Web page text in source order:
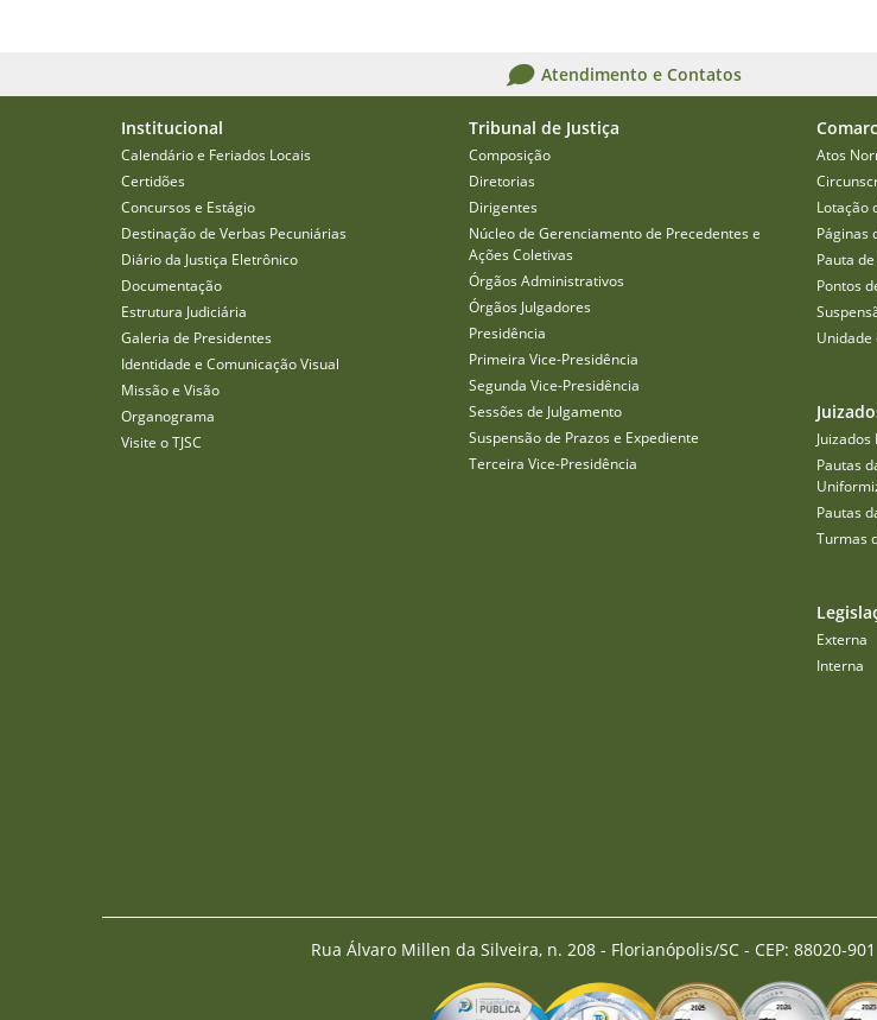
Atendimento e Contatos
Institucional
Calendário e Feriados Locais
Certidões
Concursos e Estágio
Destinação de Verbas Pecuniárias
Diário da Justiça Eletrônico
Documentação
Estrutura Judiciária
Galeria de Presidentes
Identidade e Comunicação Visual
Missão e Visão
Organograma
Visite o TJSC
Tribunal de Justiça
Composição
Diretorias
Dirigentes
Núcleo de Gerenciamento de Precedentes e
Ações Coletivas
Órgãos Administrativos
Órgãos Julgadores
Presidência
Primeira Vice-Presidência
Segunda Vice-Presidência
Sessões de Julgamento
Suspensão de Prazos e Expediente
Terceira Vice-Presidência
Atos
Lotação
Páginas
Pauta
Pontos
Unidade
Juizados
Pautas
Pautas
Turmas
Externa
Interna
Rua Álvaro Millen da Silveira, n. 208 - Florianópolis/SC - CEP: 88020-901